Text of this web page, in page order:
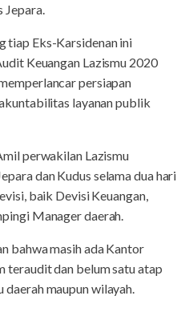
Jepara.
tiap Eks-Karsidenan ini
Keuangan Lazismu 2020
persiapan
layanan publik
perwakilan Lazismu
dan Kudus selama dua hari
baik Devisi Keuangan,
Manager daerah.
bahwa masih ada Kantor
teraudit dan belum satu atap
daerah maupun wilayah.